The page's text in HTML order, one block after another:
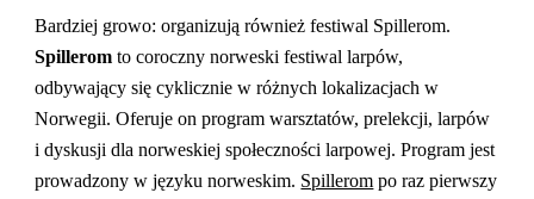
Bardziej growo: organizują również festiwal Spillerom.
Spillerom to coroczny norweski festiwal larpów,
odbywający się cyklicznie w różnych lokalizacjach w
Norwegii. Oferuje on program warsztatów, prelekcji, larpów
i dyskusji dla norweskiej społeczności larpowej. Program jest
prowadzony w języku norweskim. Spillerom po raz pierwszy